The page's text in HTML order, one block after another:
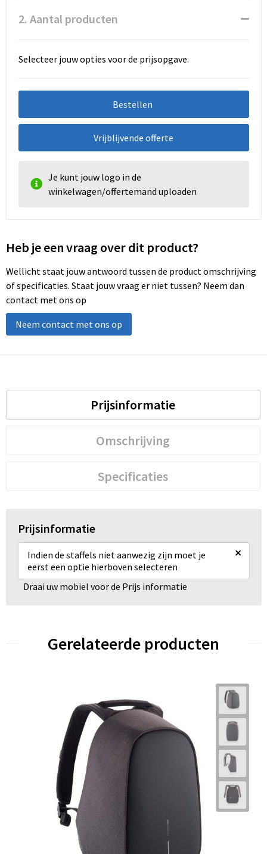
2. Aantal producten
Selecteer jouw opties voor de prijsopgave.
Bestellen
Vrijblijvende offerte
Je kunt jouw logo in de
winkelwagen/offertemand uploaden
Heb je een vraag over dit product?
Wellicht staat jouw antwoord tussen de product omschrijving
of specificaties. Staat jouw vraag er niet tussen? Neem dan
contact met ons op
Neem contact met ons op
Prijsinformatie
Omschrijving
Specificaties
Prijsinformatie
Indien de staffels niet aanwezig zijn moet je
eerst een optie hierboven selecteren
×
Draai uw mobiel voor de Prijs informatie
Gerelateerde producten